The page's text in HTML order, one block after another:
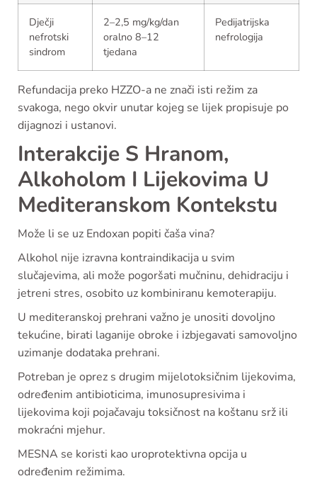
Dječji
nefrotski
sindrom
2–2,5 mg/kg/dan
oralno 8–12
tjedana
Pedijatrijska
nefrologija
Refundacija preko HZZO-a ne znači isti režim za
svakoga, nego okvir unutar kojeg se lijek propisuje po
dijagnozi i ustanovi.
Interakcije S Hranom,
Alkoholom I Lijekovima U
Mediteranskom Kontekstu
Može li se uz Endoxan popiti čaša vina?
Alkohol nije izravna kontraindikacija u svim
slučajevima, ali može pogoršati mučninu, dehidraciju i
jetreni stres, osobito uz kombiniranu kemoterapiju.
U mediteranskoj prehrani važno je unositi dovoljno
tekućine, birati laganije obroke i izbjegavati samovoljno
uzimanje dodataka prehrani.
Potreban je oprez s drugim mijelotoksičnim lijekovima,
određenim antibioticima, imunosupresivima i
lijekovima koji pojačavaju toksičnost na koštanu srž ili
mokraćni mjehur.
MESNA se koristi kao uroprotektivna opcija u
određenim režimima.